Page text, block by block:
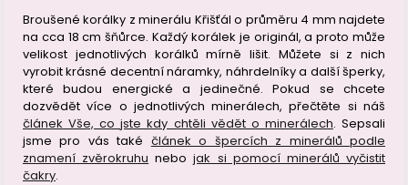
Broušené korálky z minerálu Křišťál o průměru 4 mm najdete
na cca 18 cm šňůrce. Každý korálek je originál, a proto může
velikost jednotlivých korálků mírně lišit. Můžete si z nich
vyrobit krásné decentní náramky, náhrdelníky a další šperky,
které budou energické a jedinečné. Pokud se chcete
dozvědět více o jednotlivých minerálech, přečtěte si náš
článek Vše, co jste kdy chtěli vědět o minerálech. Sepsali
jsme pro vás také článek o špercích z minerálů podle
znamení zvěrokruhu nebojak si pomocí minerálů vyčistit
čakry.